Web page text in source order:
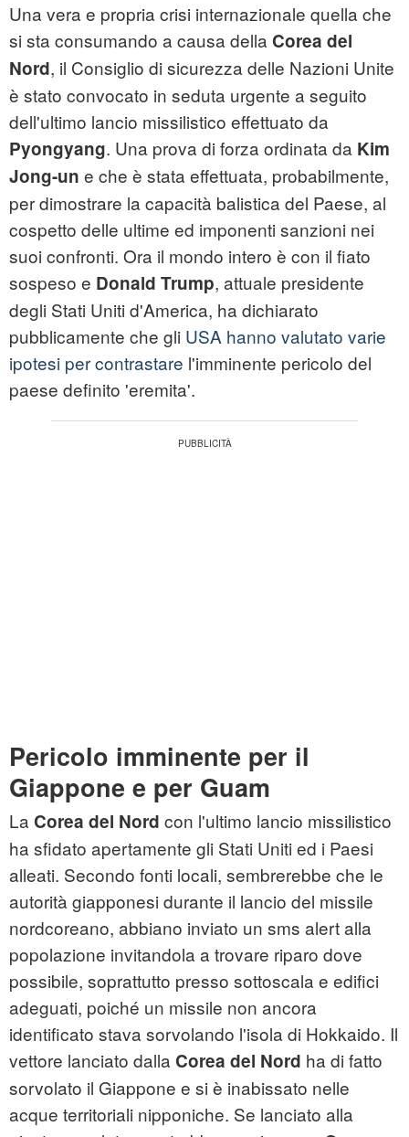
Una vera e propria crisi internazionale quella che
si sta consumando a causa della Corea del
Nord, il Consiglio di sicurezza delle Nazioni Unite
è stato convocato in seduta urgente a seguito
dell'ultimo lancio missilistico effettuato da
Pyongyang. Una prova di forza ordinata da Kim
Jong-un e che è stata effettuata, probabilmente,
per dimostrare la capacità balistica del Paese, al
cospetto delle ultime ed imponenti sanzioni nei
suoi confronti. Ora il mondo intero è con il fiato
sospeso e Donald Trump, attuale presidente
degli Stati Uniti d'America, ha dichiarato
pubblicamente che gli USA hanno valutato varie
ipotesi per contrastare l'imminente pericolo del
paese definito 'eremita'.
Pericolo imminente per il
Giappone e per Guam
La Corea del Nord con l'ultimo lancio missilistico
ha sfidato apertamente gli Stati Uniti ed i Paesi
alleati. Secondo fonti locali, sembrerebbe che le
autorità giapponesi durante il lancio del missile
nordcoreano, abbiano inviato un sms alert alla
popolazione invitandola a trovare riparo dove
possibile, soprattutto presso sottoscala e edifici
adeguati, poiché un missile non ancora
identificato stava sorvolando l'isola di Hokkaido. Il
vettore lanciato dalla Corea del Nord ha di fatto
sorvolato il Giappone e si è inabissato nelle
acque territoriali nipponiche. Se lanciato alla